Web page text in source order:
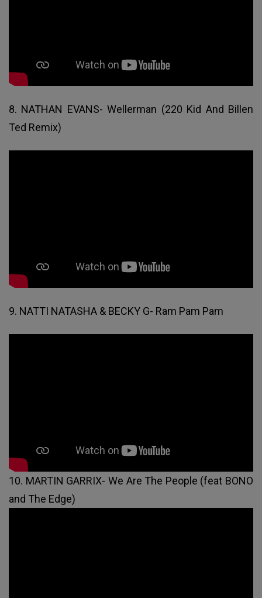
8. NATHAN EVANS- Wellerman (220 Kid And Billen
Ted Remix)
9. NATTI NATASHA & BECKY G- Ram Pam Pam
10. MARTIN GARRIX- We Are The People (feat BONO
and The Edge)